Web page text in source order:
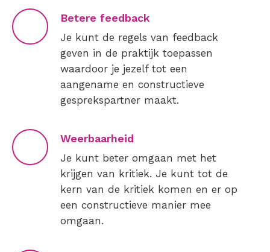
Betere feedback
Je kunt de regels van feedback
geven in de praktijk toepassen
waardoor je jezelf tot een
aangename en constructieve
gesprekspartner maakt.
Weerbaarheid
Je kunt beter omgaan met het
krijgen van kritiek. Je kunt tot de
kern van de kritiek komen en er op
een constructieve manier mee
omgaan.